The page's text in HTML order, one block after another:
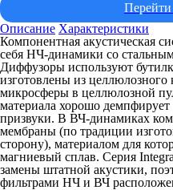
Описание Характеристики
Компонентная акустическая
себя НЧ-динамики со
Диффузоры используют
изготовлены из целлюлозного
микросферы в целлюлозной
материала хорошо
призвуки. В ВЧ-динамиках
мембраны (по традиции
сторону), материалом для
магниевый сплав. Серия
замены штатной акустики,
фильтрами НЧ и ВЧ